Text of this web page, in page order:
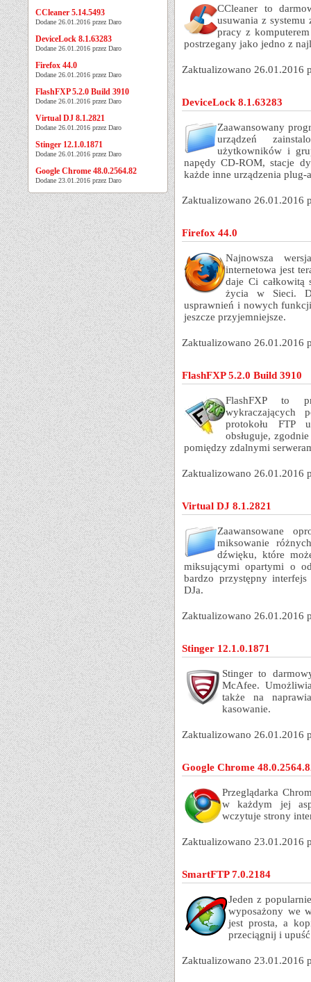
CCleaner 5.14.5493
Dodane 26.01.2016 przez Daro
DeviceLock 8.1.63283
Dodane 26.01.2016 przez Daro
Firefox 44.0
Dodane 26.01.2016 przez Daro
FlashFXP 5.2.0 Build 3910
Dodane 26.01.2016 przez Daro
Virtual DJ 8.1.2821
Dodane 26.01.2016 przez Daro
Stinger 12.1.0.1871
Dodane 26.01.2016 przez Daro
Google Chrome 48.0.2564.82
Dodane 23.01.2016 przez Daro
CCleaner to
usuwania z
pracy z
postrzegany jako jedno z
Zaktualizowano 26.01.2016
DeviceLock 8.1.63283
Zaawansowany
urządzeń
użytkowników i
napędy CD-ROM, stacje
każde inne urządzenia plug-
Zaktualizowano 26.01.2016
Firefox 44.0
Najnowsza
internetowa jest
daje Ci całkowitą
życia w Sieci.
usprawnień i nowych
jeszcze przyjemniejsze.
Zaktualizowano 26.01.2016
FlashFXP 5.2.0 Build 3910
FlashFXP to
wykraczających
protokołu FTP
obsługuje,
pomiędzy zdalnymi
Zaktualizowano 26.01.2016
Virtual DJ 8.1.2821
Zaawansowane
miksowanie
dźwięku, które
miksującymi opartymi o
bardzo przystępny
DJa.
Zaktualizowano 26.01.2016
Stinger 12.1.0.1871
Stinger to
McAfee.
także na
kasowanie.
Zaktualizowano 26.01.2016
Google Chrome
Przeglądarka
w każdym jej
wczytuje strony
Zaktualizowano 23.01.2016
SmartFTP 7.0.2184
Jeden z
wyposażony we
jest prosta, a
przeciągnij i
Zaktualizowano 23.01.2016